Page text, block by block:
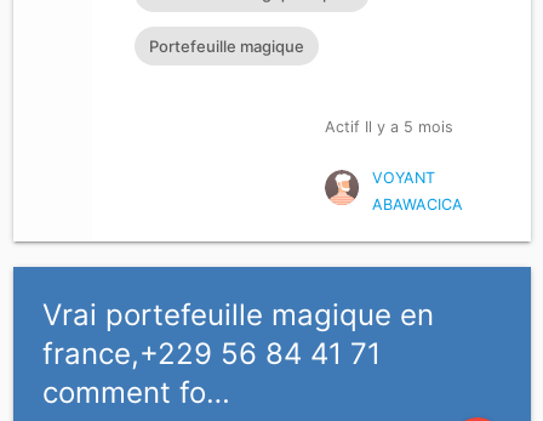
Portefeuille magique
Actif Il y a 5 mois
VOYANT
ABAWACICA
Vrai portefeuille magique en
france,+229 56 84 41 71
comment fo…